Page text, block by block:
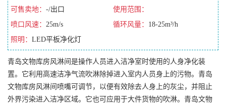
认10s)
可售卖地： -/出口
使用范围：
喷口风速： 25m/s 循环风量： 18-25m³/h
照明： LED平板净化灯
青岛文物库房风淋间是操作人员进入洁净室时使用的人身净化装
置。它利用高速洁净气流吹淋除掉进入室内人员身上的污物。青岛
文物库房风淋间喷嘴可调节，以便有效除去人身上的灰尘，并阻止
外界污染进入洁净区域。它也可应用于大件货物的吹淋。青岛文物